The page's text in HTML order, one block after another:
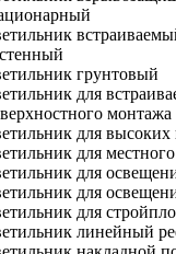
грунтовый
для
монтажа
для высоких
для
для
для
для
линейный